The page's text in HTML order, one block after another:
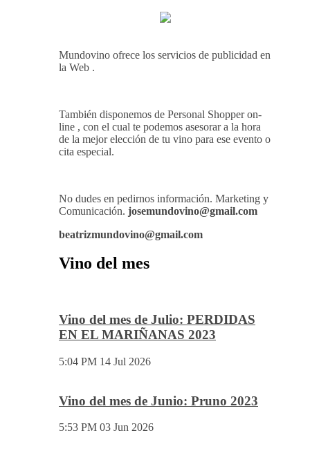
Mundovino ofrece los servicios de publicidad en
la Web .
También disponemos de Personal Shopper on-
line , con el cual te podemos asesorar a la hora
de la mejor elección de tu vino para ese evento o
cita especial.
No dudes en pedirnos información. Marketing y
Comunicación. josemundovino@gmail.com
beatrizmundovino@gmail.com
Vino del mes
Vino del mes de Julio: PERDIDAS
EN EL MARIÑANAS 2023
5:04 PM 14 Jul 2026
Vino del mes de Junio: Pruno 2023
5:53 PM 03 Jun 2026